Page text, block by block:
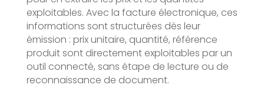
exploitables. Avec la facture électronique, ces
informations sont structurées dès leur
émission : prix unitaire, quantité, référence
produit sont directement exploitables par un
outil connecté, sans étape de lecture ou de
reconnaissance de document.